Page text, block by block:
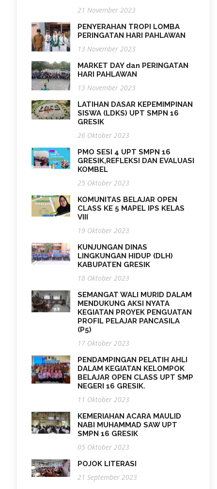
21 November 2023
PENYERAHAN TROPI LOMBA
PERINGATAN HARI PAHLAWAN
13 November 2023
MARKET DAY dan PERINGATAN
HARI PAHLAWAN
13 November 2023
LATIHAN DASAR KEPEMIMPINAN
SISWA (LDKS) UPT SMPN 16
GRESIK
26 Oktober 2023
PMO SESI 4 UPT SMPN 16
GRESIK,REFLEKSI DAN EVALUASI
KOMBEL
25 Oktober 2023
KOMUNITAS BELAJAR OPEN
CLASS KE 5 MAPEL IPS KELAS
VIII
19 Oktober 2023
KUNJUNGAN DINAS
LINGKUNGAN HIDUP (DLH)
KABUPATEN GRESIK
18 Oktober 2023
SEMANGAT WALI MURID DALAM
MENDUKUNG AKSI NYATA
KEGIATAN PROYEK PENGUATAN
PROFIL PELAJAR PANCASILA
(P5)
17 Oktober 2023
PENDAMPINGAN PELATIH AHLI
DALAM KEGIATAN KELOMPOK
BELAJAR OPEN CLASS UPT SMP
NEGERI 16 GRESIK.
11 Oktober 2023
KEMERIAHAN ACARA MAULID
NABI MUHAMMAD SAW UPT
SMPN 16 GRESIK
05 Oktober 2023
POJOK LITERASI
21 September 2023